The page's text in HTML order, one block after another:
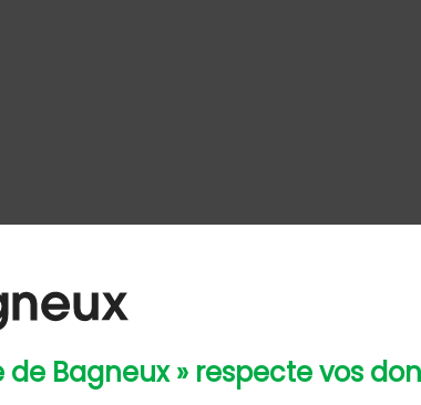
de Bagneux » respecte vos